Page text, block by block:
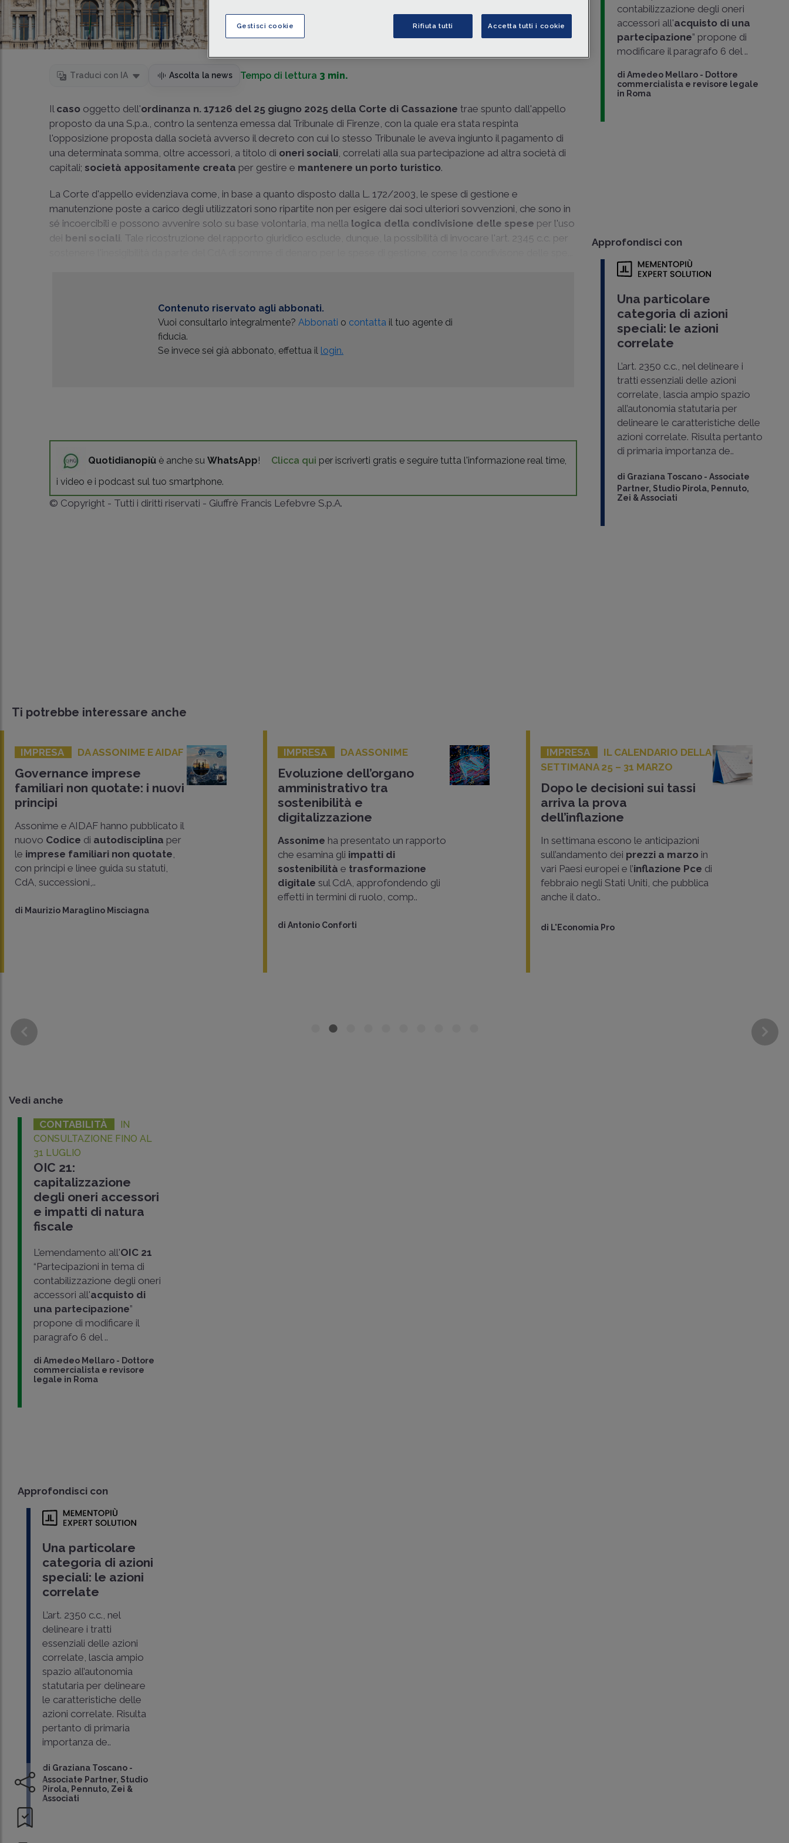
diPaola Sabatino Dottore commercialista
Traduci con IA Ascolta la news Tempo di lettura 3 min.
Il caso oggetto dell'ordinanza n. 17126 del 25 giugno 2025 della Corte di Cassazione trae spunto dall'appello
proposto da una S.p.a., contro la sentenza emessa dal Tribunale di Firenze, con la quale era stata respinta
l'opposizione proposta dalla società avverso il decreto con cui lo stesso Tribunale le aveva ingiunto il pagamento di
una determinata somma, oltre accessori, a titolo di oneri sociali, correlati alla sua partecipazione ad altra società di
capitali; società appositamente creata per gestire e mantenere un porto turistico.
La Corte d'appello evidenziava come, in base a quanto disposto dalla L. 172/2003, le spese di gestione e
manutenzione poste a carico degli utilizzatori sono ripartite non per esigere dai soci ulteriori sovvenzioni, che sono in
sé incoercibili e possono avvenire solo su base volontaria, ma nella logica della condivisione delle spese per l'uso
dei beni sociali . Tale ricostruzione del rapporto giuridico esclude, dunque, la possibilità di invocare l'art. 2345 c.c. per
Contenuto riservato agli abbonati.
Vuoi consultarlo integralmente?Abbonati o contatta il tuo agente di
fiducia.
Se invece sei già abbonato, effettua il login.
Quotidianopiù è anche suWhatsApp! Clicca qui per iscriverti gratis e seguire tutta l'informazione real time,
i video e i podcast sul tuo smartphone.
© Copyright - Tutti i diritti riservati - Giuffrè Francis Lefebvre S.p.A.
contabilizzazione degli oneri
accessori all'acquisto di una
partecipazione” propone di
modificare il paragrafo 6 del ..
di Amedeo Mellaro - Dottore
commercialista e revisore legale
in Roma
Approfondisci con
Una particolare
categoria di azioni
speciali: le azioni
correlate
L’art. 2350 c.c., nel delineare i
tratti essenziali delle azioni
correlate, lascia ampio spazio
all’autonomia statutaria per
delineare le caratteristiche delle
azioni correlate. Risulta pertanto
di primaria importanza de..
di Graziana Toscano - Associate
Partner, Studio Pirola, Pennuto,
Zei & Associati
Ti potrebbe interessare anche
IMPRESA DA ASSONIME E AIDAF
Governance imprese
familiari non quotate: i nuovi
principi
Assonime e AIDAF hanno pubblicato il
nuovo Codice di autodisciplina per
le imprese familiari non quotate,
con principi e linee guida su statuti,
CdA, successioni,..
di Maurizio Maraglino Misciagna
IMPRESA DA ASSONIME
Evoluzione dell’organo
amministrativo tra
sostenibilità e
digitalizzazione
Assonime ha presentato un rapporto
che esamina gli impatti di
sostenibilità e trasformazione
digitale sul CdA, approfondendo gli
effetti in termini di ruolo, comp..
di Antonio Conforti
IMPRESA
IL CALENDARIO DELLA
SETTIMANA 25 – 31 MARZO
Dopo le decisioni sui tassi
arriva la prova
dell’inflazione
In settimana escono le anticipazioni
sull’andamento dei prezzi a marzo in
vari Paesi europei e l’inflazione Pce di
febbraio negli Stati Uniti, che pubblica
anche il dato..
di L'Economia Pro
Vedi anche
CONTABILITÀ
IN
CONSULTAZIONE FINO AL
31 LUGLIO
OIC 21:
capitalizzazione
degli oneri accessori
e impatti di natura
fiscale
L'emendamento all'OIC 21
“Partecipazioni in tema di
contabilizzazione degli oneri
accessori all'acquisto di
una partecipazione”
propone di modificare il
paragrafo 6 del ..
diAmedeo Mellaro - Dottore
commercialista e revisore
legale in Roma
Approfondisci con
Una particolare
categoria di azioni
speciali: le azioni
correlate
L’art. 2350 c.c., nel
delineare i tratti
essenziali delle azioni
correlate, lascia ampio
spazio all’autonomia
statutaria per delineare
le caratteristiche delle
azioni correlate. Risulta
pertanto di primaria
importanza de..
di Graziana Toscano -
Associate Partner, Studio
Pirola, Pennuto, Zei &
Associati
Gestisci cookie Rifiuta tutti Accetta tutti i cookie